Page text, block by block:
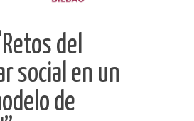
“Retos del
social en un
de